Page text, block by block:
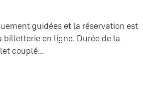
guidées et la réservation est
billetterie en ligne. Durée de la
couplé...